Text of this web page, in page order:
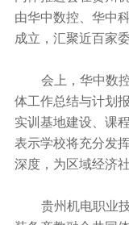
由华中数控、华中
成立，汇聚近百家
会上，华中数
体工作总结与计划
实训基地建设、课
表示学校将充分发
深度，为区域经济
贵州机电职业